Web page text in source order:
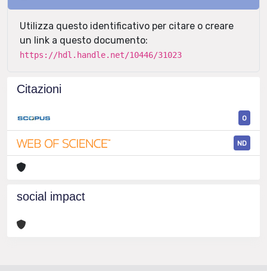
Utilizza questo identificativo per citare o creare
un link a questo documento:
https://hdl.handle.net/10446/31023
Citazioni
0
ND
social impact